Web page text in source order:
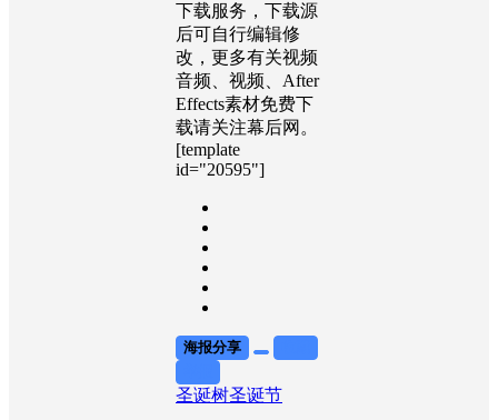
下载服务，下载源
后可自行编辑修
改，更多有关视频
音频、视频、After
Effects素材免费下
载请关注幕后网。
[template
id="20595"]
海报分享
圣诞树圣诞节